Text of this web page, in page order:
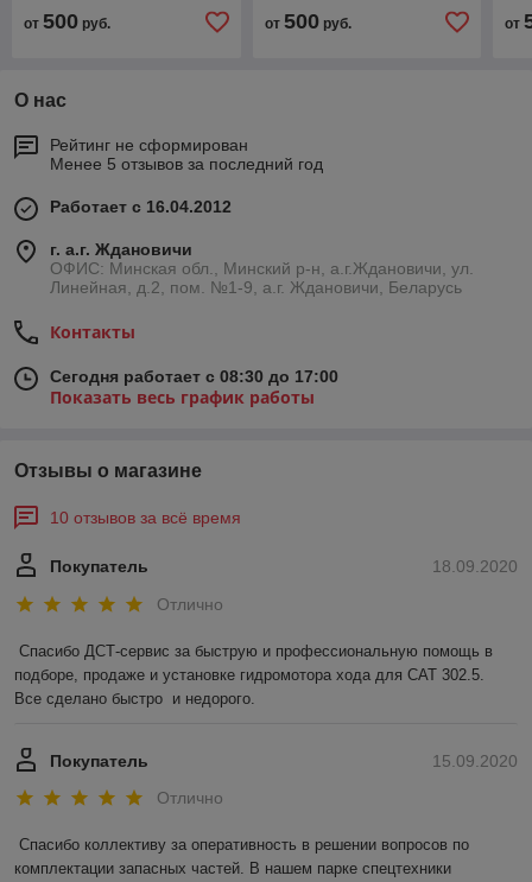
от 500 руб. от 500руб. от
О нас
Рейтинг не сформирован
Менее 5 отзывов за последний год
Работает с 16.04.2012
г. а.г. Ждановичи
ОФИС: Минская обл., Минский р-н, а.г.Ждановичи, ул.
Линейная, д.2, пом. №1-9, а.г. Ждановичи, Беларусь
Контакты
Сегодня работает с 08:30 до 17:00
Показать весь график работы
Отзывы о магазине
10 отзывов за всё время
18.09.2020
Покупатель
Отлично
Спасибо ДСТ-сервис за быструю и профессиональную помощь в
подборе, продаже и установке гидромотора хода для САТ 302.5.
Все сделано быстро  и недорого.
15.09.2020
Покупатель
Отлично
Спасибо коллективу за оперативность в решении вопросов по
комплектации запасных частей. В нашем парке спецтехники